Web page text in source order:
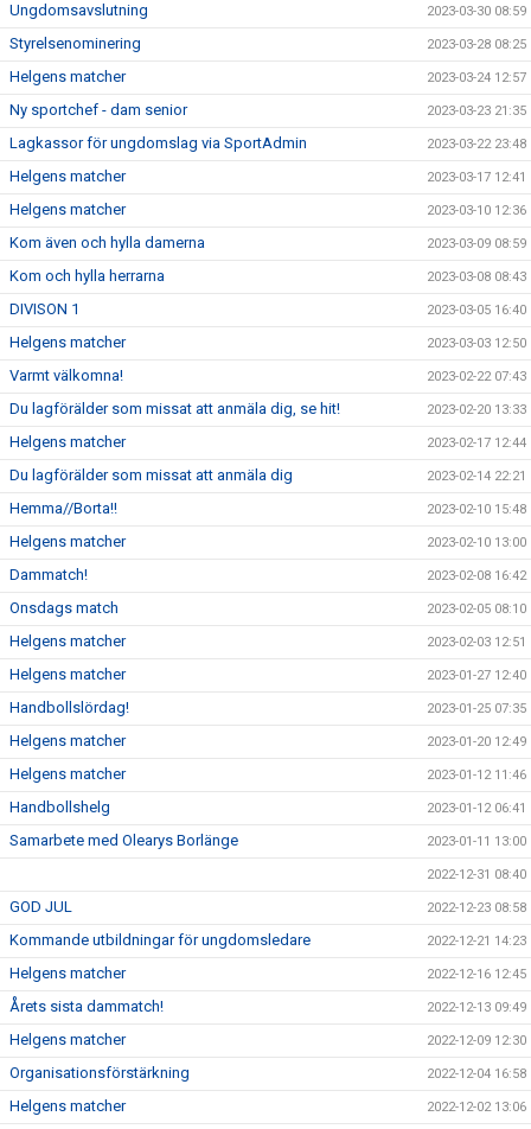
Ungdomsavslutning 2023-03-30 08:59
Styrelsenominering 2023-03-28 08:25
Helgens matcher 2023-03-24 12:57
Ny sportchef - dam senior 2023-03-23 21:35
Lagkassor för ungdomslag via SportAdmin 2023-03-22 23:48
Helgens matcher 2023-03-17 12:41
Helgens matcher 2023-03-10 12:36
Kom även och hylla damerna 2023-03-09 08:59
Kom och hylla herrarna 2023-03-08 08:43
DIVISON 1 2023-03-05 16:40
Helgens matcher 2023-03-03 12:50
Varmt välkomna! 2023-02-22 07:43
Du lagförälder som missat att anmäla dig, se hit! 2023-02-20 13:33
Helgens matcher 2023-02-17 12:44
Du lagförälder som missat att anmäla dig 2023-02-14 22:21
Hemma//Borta!! 2023-02-10 15:48
Helgens matcher 2023-02-10 13:00
Dammatch! 2023-02-08 16:42
Onsdags match 2023-02-05 08:10
Helgens matcher 2023-02-03 12:51
Helgens matcher 2023-01-27 12:40
Handbollslördag! 2023-01-25 07:35
Helgens matcher 2023-01-20 12:49
Helgens matcher 2023-01-12 11:46
Handbollshelg 2023-01-12 06:41
Samarbete med Olearys Borlänge 2023-01-11 13:00
2022-12-31 08:40
GOD JUL 2022-12-23 08:58
Kommande utbildningar för ungdomsledare 2022-12-21 14:23
Helgens matcher 2022-12-16 12:45
Årets sista dammatch! 2022-12-13 09:49
Helgens matcher 2022-12-09 12:30
Organisationsförstärkning 2022-12-04 16:58
Helgens matcher 2022-12-02 13:06